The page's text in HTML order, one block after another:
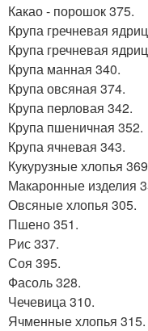
Какао - порошок 375.
Крупа гречневая
Крупа гречневая
Крупа манная 340.
Крупа овсяная 374.
Крупа перловая 342.
Крупа пшеничная 352.
Крупа ячневая 343.
Кукурузные хлопья
Макаронные изделия
Овсяные хлопья 305.
Пшено 351.
Рис 337.
Соя 395.
Фасоль 328.
Чечевица 310.
Ячменные хлопья 315.